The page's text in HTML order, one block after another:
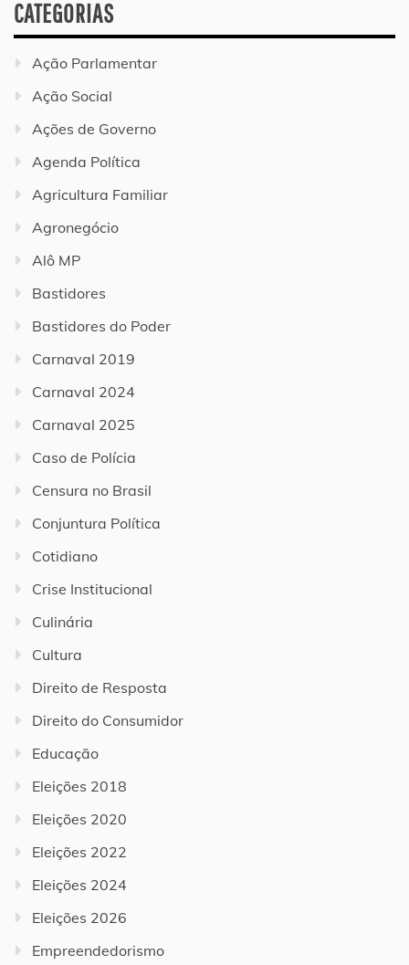
CATEGORIAS
Ação Parlamentar
Ação Social
Ações de Governo
Agenda Política
Agricultura Familiar
Agronegócio
Alô MP
Bastidores
Bastidores do Poder
Carnaval 2019
Carnaval 2024
Carnaval 2025
Caso de Polícia
Censura no Brasil
Conjuntura Política
Cotidiano
Crise Institucional
Culinária
Cultura
Direito de Resposta
Direito do Consumidor
Educação
Eleições 2018
Eleições 2020
Eleições 2022
Eleições 2024
Eleições 2026
Empreendedorismo